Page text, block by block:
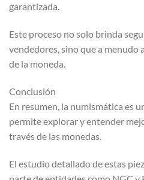
garantizada.
Este proceso no solo brinda
vendedores, sino que a menudo
de la moneda.
Conclusión
En resumen, la numismática es
permite explorar y entender
través de las monedas.
El estudio detallado de estas